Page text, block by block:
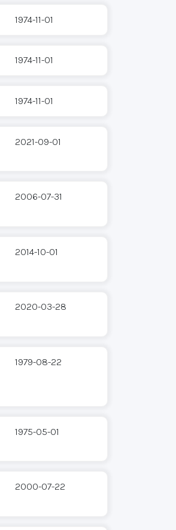
1974-11-01
1974-11-01
1974-11-01
2021-09-01
2006-07-31
2014-10-01
2020-03-28
1979-08-22
1975-05-01
2000-07-22